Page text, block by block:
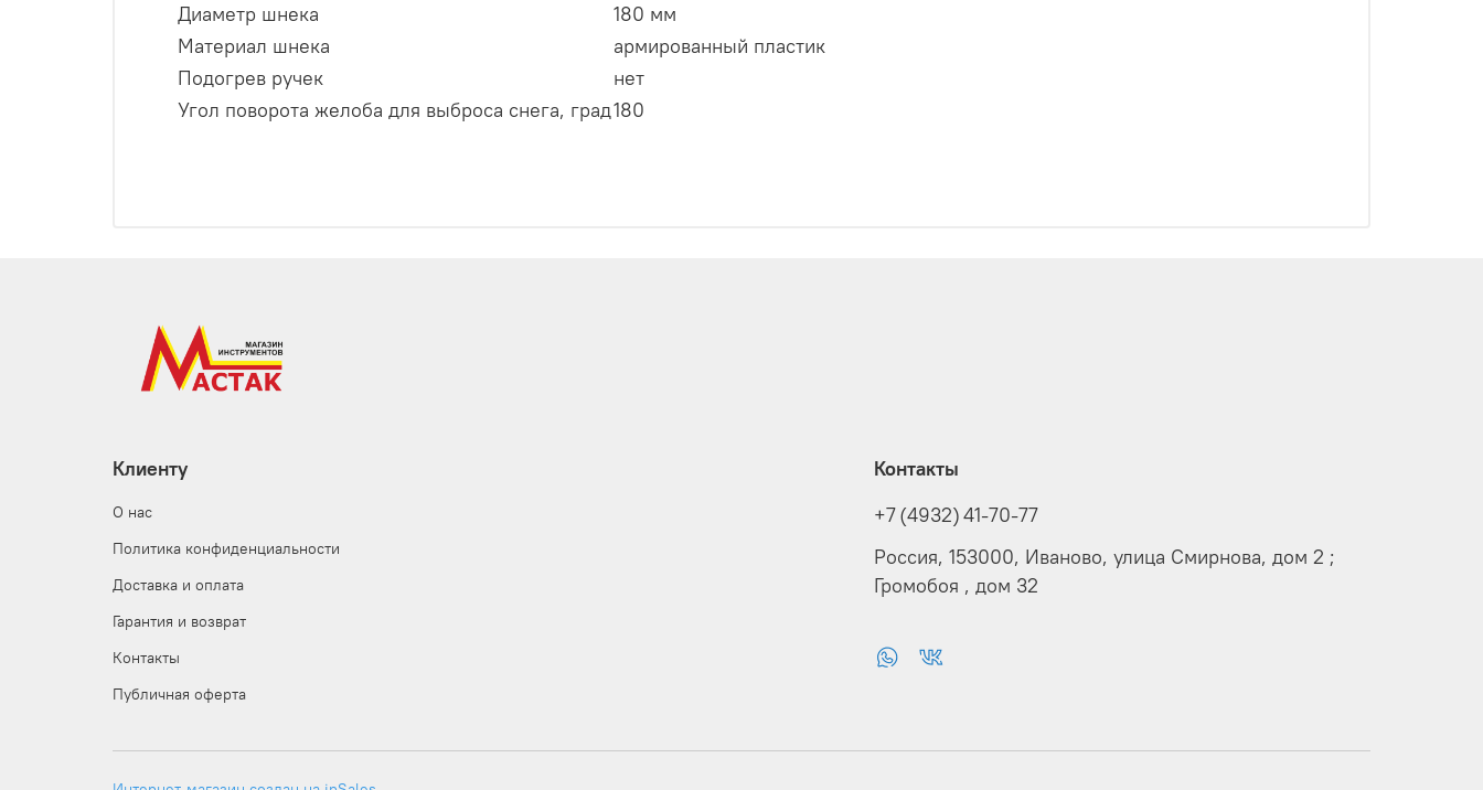
Диаметр шнека
180 мм
Материал шнека
армированный пластик
Подогрев ручек
нет
Угол поворота желоба для выброса снега, град180
Клиенту
О нас
Политика конфиденциальности
Доставка и оплата
Гарантия и возврат
Контакты
Публичная оферта
Контакты
+7 (4932) 41-70-77
Россия, 153000, Иваново, улица Смирнова, дом 2 ;
Громобоя , дом 32